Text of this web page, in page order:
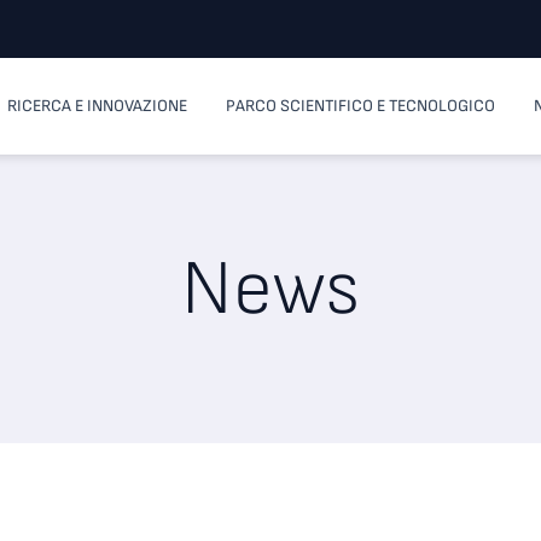
RICERCA E INNOVAZIONE PARCO SCIENTIFICO E TECNOLOGICO
News